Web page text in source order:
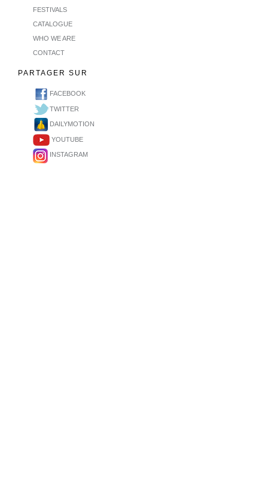
FESTIVALS
CATALOGUE
WHO WE ARE
CONTACT
PARTAGER SUR
FACEBOOK
TWITTER
DAILYMOTION
YOUTUBE
INSTAGRAM